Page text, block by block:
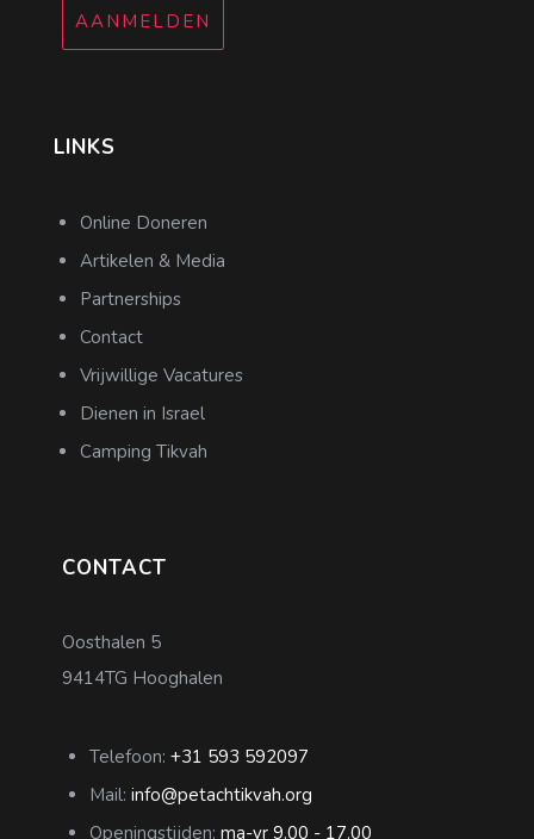
AANMELDEN
LINKS
Online Doneren
Artikelen & Media
Partnerships
Contact
Vrijwillige Vacatures
Dienen in Israel
Camping Tikvah
CONTACT
Oosthalen 5
9414TG Hooghalen
Telefoon: +31 593 592097
Mail: info@petachtikvah.org
Openingstijden: ma-vr 9.00 - 17.00